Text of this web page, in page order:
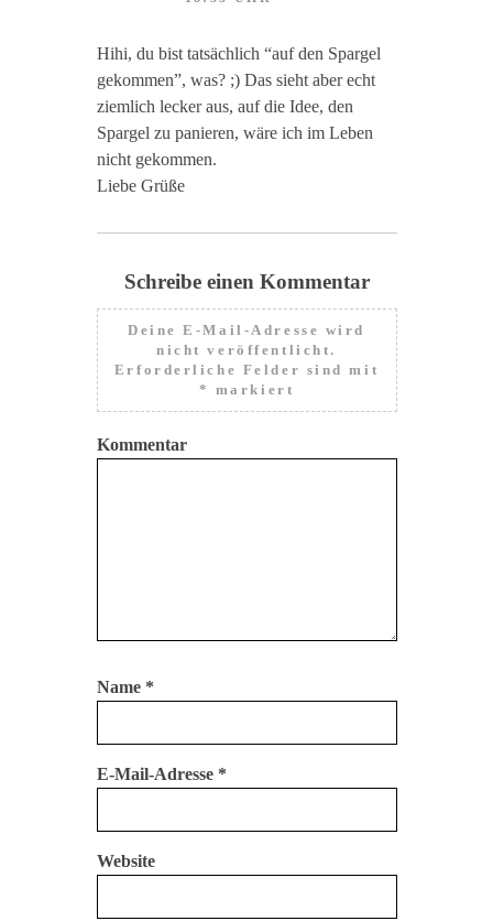
Hihi, du bist tatsächlich “auf den Spargel
gekommen”, was? ;) Das sieht aber echt
ziemlich lecker aus, auf die Idee, den
Spargel zu panieren, wäre ich im Leben
nicht gekommen.
Liebe Grüße
Schreibe einen Kommentar
Deine E-Mail-Adresse wird
nicht veröffentlicht.
Erforderliche Felder sind mit
*
markiert
Kommentar
Name *
E-Mail-Adresse *
Website